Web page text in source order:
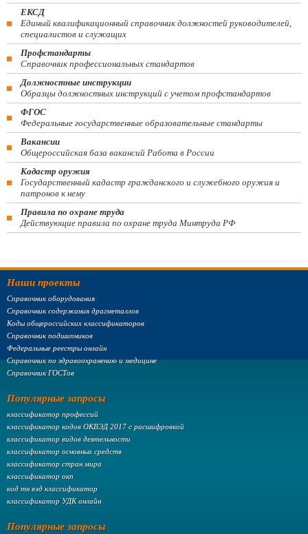
ЕКСД
Единый квалификационный справочник должностей руководителей,
специалистов и служащих
Профстандарты
Справочник профессиональных стандартов
Должностные инструкции
Образцы должностных инструкций с учетом профстандартов
ФГОС
Федеральные государственные образовательные стандарты
Вакансии
Общероссийская база вакансий Работа в России
Кадастр оружия
Государственный кадастр гражданского и служебного оружия и
патронов к нему
Правила по охране труда
Действующие правила по охране труда Минтруда РФ
Наши проекты
Справочник оборудования
Справочник содержания драгметаллов
Коды общероссийских классификаторов
Справочник подшипников
Федеральные реестры онлайн
Справочник по здравоохранению и медицине
Справочник ГОСТов
Популярные запросы
классификатор профессий
классификатор кодов ОКВЭД 2017 с расшифровкой
классификатор видов деятельности
классификатор основных средств
классификатор стран мира
классификатор окп
код тн вэд классификатор
классификатор УДК онлайн
Популярные запросы